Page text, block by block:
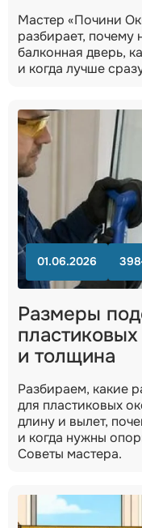
Мастер «Почини
разбирает, почему
балконная дверь,
и когда лучше
01.06.2026 398
Размеры
и толщина
Разбираем, какие
для пластиковых
длину и вылет,
и когда нужны
Советы мастера.